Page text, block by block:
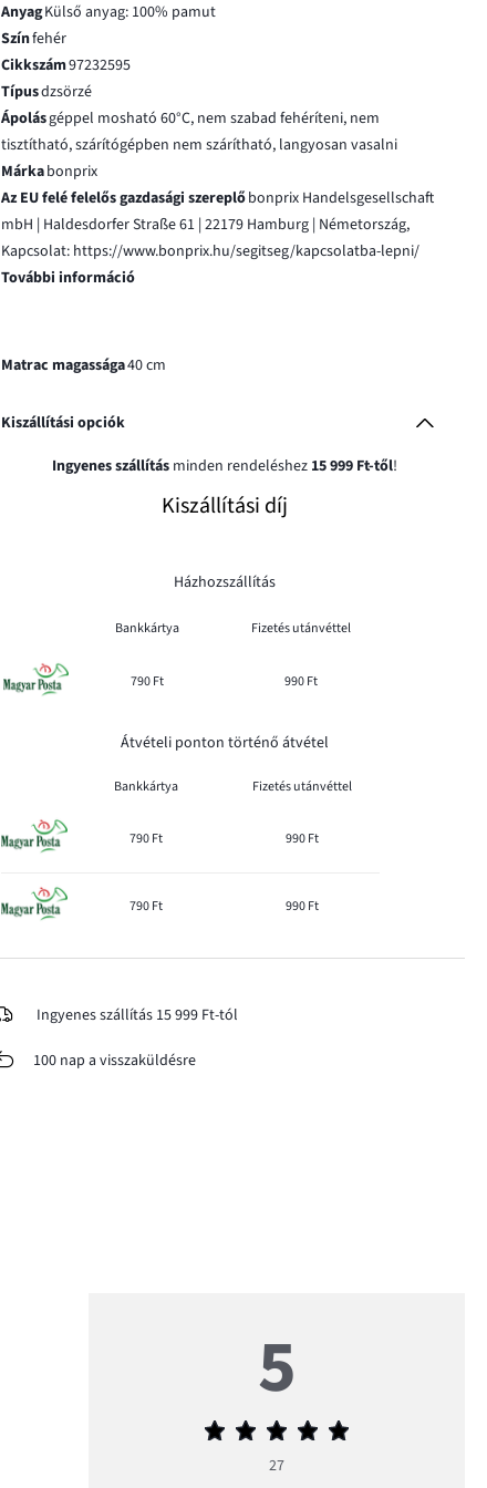
AnyagKülső anyag: 100% pamut
Színfehér
Cikkszám97232595
Típusdzsörzé
Ápolásgéppel mosható 60°C, nem szabad fehéríteni, nem
tisztítható, szárítógépben nem szárítható, langyosan vasalni
Márkabonprix
Az EU felé felelős gazdasági szereplőbonprix Handelsgesellschaft
mbH | Haldesdorfer Straße 61 | 22179 Hamburg | Németország,
Kapcsolat: https://www.bonprix.hu/segitseg/kapcsolatba-lepni/
További információ
Matrac magassága40 cm
Kiszállítási opciók
Ingyenes szállításminden rendeléshez 15 999 Ft-től!
Kiszállítási díj
Házhozszállítás
Bankkártya Fizetés utánvéttel
790 Ft 990 Ft
Átvételi ponton történő átvétel
Bankkártya Fizetés utánvéttel
790 Ft 990 Ft
790 Ft 990 Ft
Ingyenes szállítás 15 999 Ft-tól
100 nap a visszaküldésre
5
Átlagos
5
27